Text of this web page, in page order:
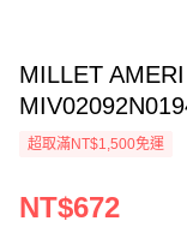
MILLET
超取滿NT$1,500免運
NT$672